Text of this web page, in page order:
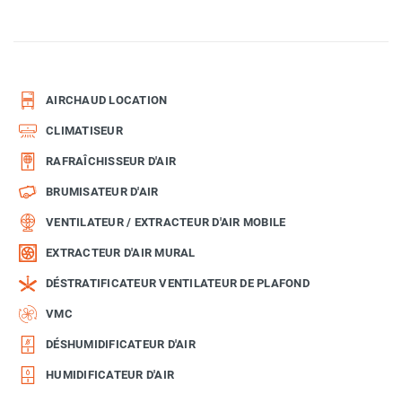
AIRCHAUD LOCATION
CLIMATISEUR
RAFRAÎCHISSEUR D'AIR
BRUMISATEUR D'AIR
VENTILATEUR / EXTRACTEUR D'AIR MOBILE
EXTRACTEUR D'AIR MURAL
DÉSTRATIFICATEUR VENTILATEUR DE PLAFOND
VMC
DÉSHUMIDIFICATEUR D'AIR
HUMIDIFICATEUR D'AIR